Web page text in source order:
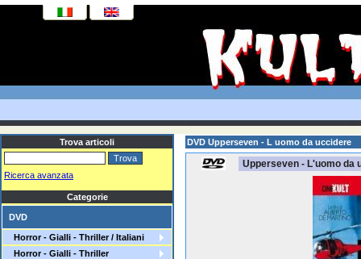
Trova articoli
Ricerca avanzata
Categorie
DVD
Horror - Gialli - Thriller / Italiani
Horror - Gialli - Thriller
DVD Upperseven - L uomo da uccidere
Upperseven - L'uomo da